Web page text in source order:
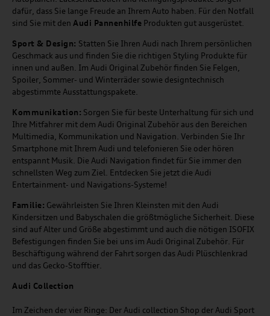
dafür, dass Sie lange Freude an Ihrem Auto haben. Für den Notfall
sind Sie mit den Audi Pannenhilfe Produkten gut ausgerüstet.
Sport & Design: Statten Sie Ihren Audi nach Ihrem persönlichen
Geschmack aus und finden Sie die richtigen Styling Produkte für
innen und außen. Im Audi Original Zubehör finden Sie Felgen,
Spoiler, Sommer- und Winterräder sowie designtechnisch
abgestimmte Ausstattungspakete.
Kommunikation: Sorgen Sie für beste Unterhaltung für sich und
Ihre Mitfahrer mit dem Audi Original Zubehör aus den Bereichen
Multimedia, Kommunikation und Navigation. Verbinden Sie Ihr
Smartphone mit Ihrem Audi und telefonieren Sie oder hören
entspannt Musik. Die Audi Navigation findet für Sie immer den
schnellsten Weg zum Ziel. Entdecken Sie jetzt die Audi
Entertainment- und Navigations-Systeme!
Familie: Gewährleisten Sie Ihren Kleinsten mit den Audi
Kindersitzen und Babyschalen die größtmögliche Sicherheit. Diese
sind auf Alter und Größe abgestimmt und auch die nötigen ISOFIX
Befestigungen finden Sie bei uns im Audi Original Zubehör. Für
Beschäftigung während der Fahrt sorgen das Audi Plüschlenkrad
und das Gecko-Stofftier.
Audi Collection
Im Zeichen der vier Ringe: Der Audi collection Shop der Audi Sport